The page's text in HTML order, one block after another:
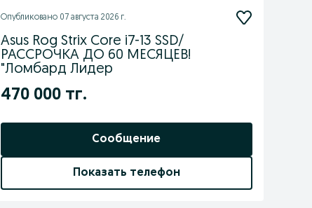
Опубликовано 07 августа 2026 г.
Asus Rog Strix Core i7-13 SSD/
РАССРОЧКА ДО 60 МЕСЯЦЕВ!
"Ломбард Лидер
470 000 тг.
Сообщение
Показать телефон